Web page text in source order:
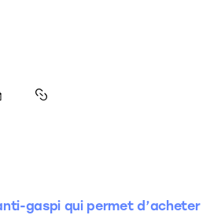
gaspi qui permet d’acheter